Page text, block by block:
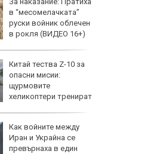
в “месомелачката”
руски войник облечен
в рокля (ВИДЕО 16+)
Китай тества Z-10 за
опасни мисии:
щурмовите
хеликоптери тренират
Как войните между
Иран и Украйна се
превърнаха в един